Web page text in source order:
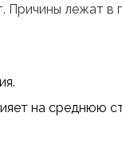
лежат в
на среднюю